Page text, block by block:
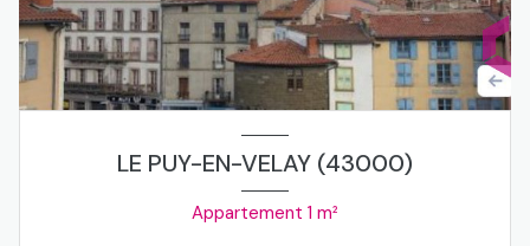
LE PUY-EN-VELAY (43000)
Appartement 1 m²